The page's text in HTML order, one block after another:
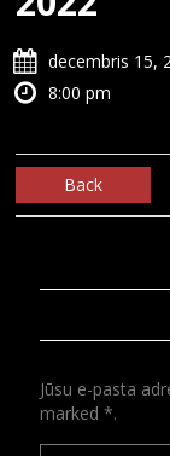
decembris 15,
8:00 pm
Back
Jūsu e-pasta
marked *.